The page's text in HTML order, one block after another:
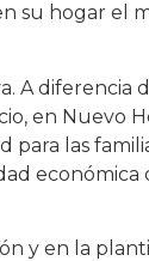
su hogar el
A diferencia
en Nuevo
las
económica
y en la